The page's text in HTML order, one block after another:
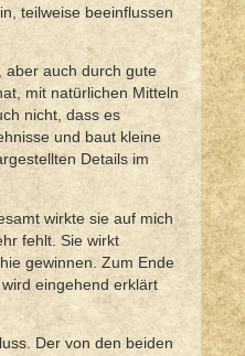
teilweise beeinflussen
aber auch durch gute
mit natürlichen Mitteln
nicht, dass es
und baut kleine
Details im
wirkte sie auf mich
fehlt. Sie wirkt
gewinnen. Zum Ende
eingehend erklärt
Der von den beiden